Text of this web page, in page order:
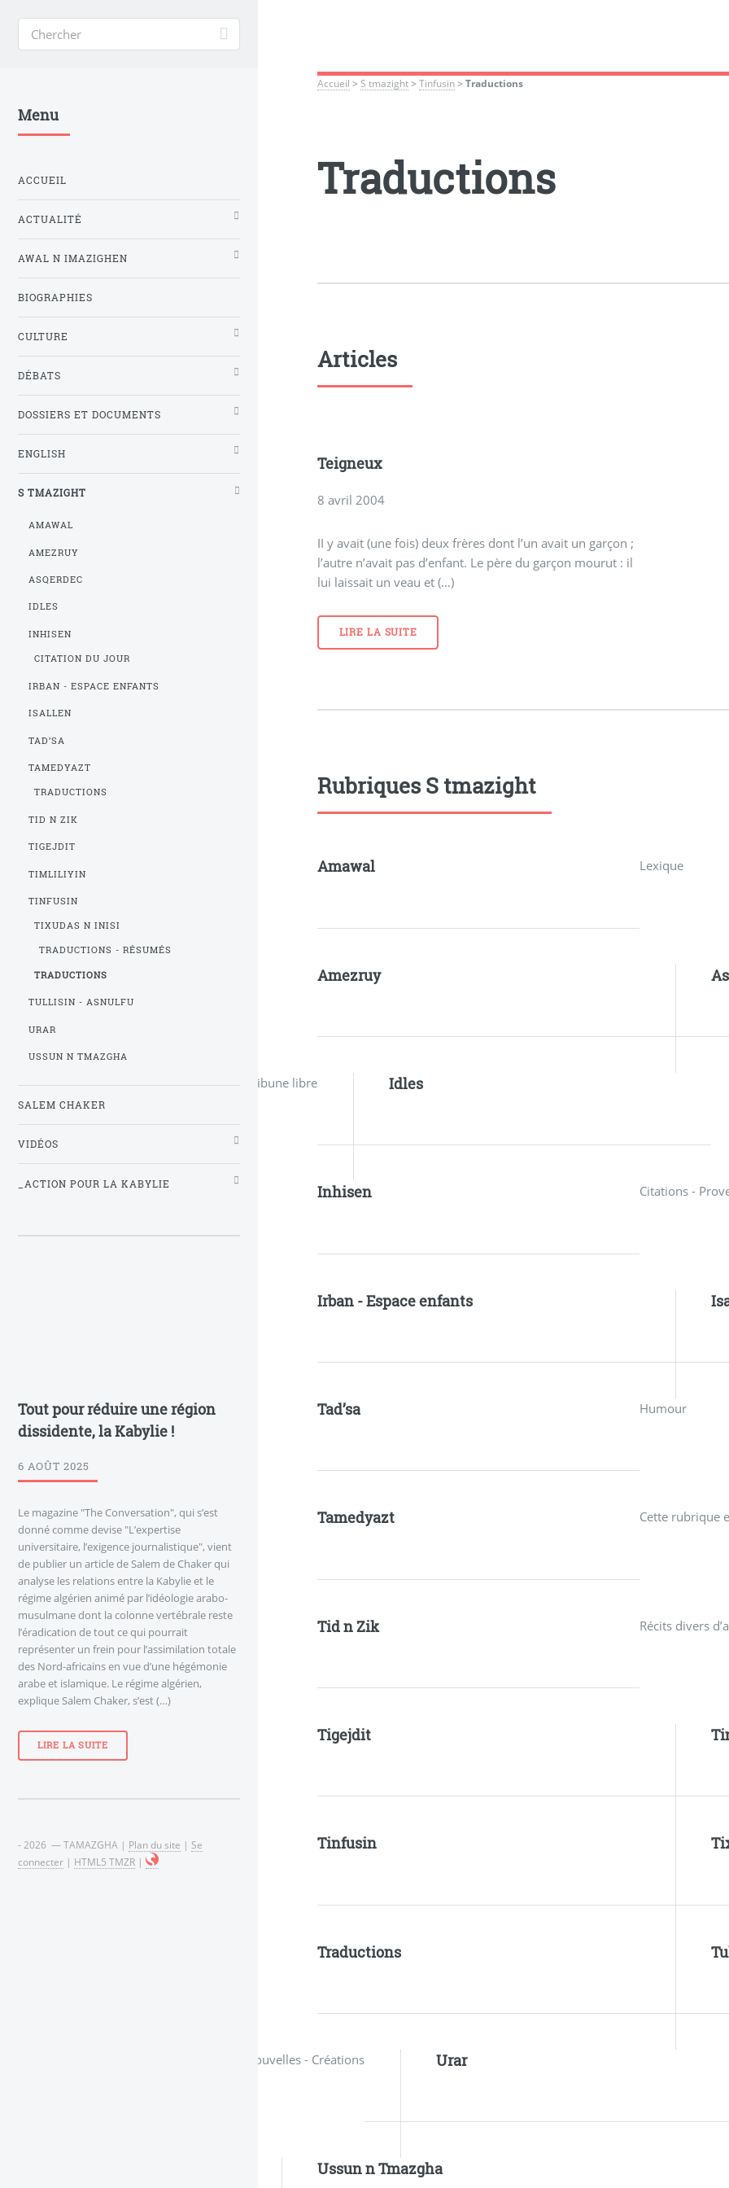
Accueil > S tmazight>Tinfusin>Traductions
Traductions
Articles
Teigneux
8 avril 2004
II y avait (une fois) deux frères dont l’un avait un garçon ;
l’autre n’avait pas d’enfant. Le père du garçon mourut : il
lui laissait un veau et (…)
LIRE LA SUITE
Rubriques S tmazight
Amawal Lexique
Amezruy
Tribune libre Idles
Inhisen Citations -
Irban - Espace enfants
Tad’sa Humour
Tamedyazt Cette rubrique
Tid n Zik Récits divers
Tigejdit
Tinfusin
Traductions
Nouvelles - Créations Urar
Ussun n Tmazgha
Menu
ACCUEIL
ACTUALITÉ
AWAL N IMAZIGHEN
BIOGRAPHIES
CULTURE
DÉBATS
DOSSIERS ET DOCUMENTS
ENGLISH
S TMAZIGHT
AMAWAL
AMEZRUY
ASQERDEC
IDLES
INHISEN
CITATION DU JOUR
IRBAN - ESPACE ENFANTS
ISALLEN
TAD’SA
TAMEDYAZT
TRADUCTIONS
TID N ZIK
TIGEJDIT
TIMLILIYIN
TINFUSIN
TIXUDAS N INISI
TRADUCTIONS - RÉSUMÉS
TRADUCTIONS
TULLISIN - ASNULFU
URAR
USSUN N TMAZGHA
SALEM CHAKER
VIDÉOS
_ACTION POUR LA KABYLIE
Tout pour réduire une région
dissidente, la Kabylie !
6 AOÛT 2025
Le magazine "The Conversation", qui s’est
donné comme devise "L’expertise
universitaire, l’exigence journalistique", vient
de publier un article de Salem de Chaker qui
analyse les relations entre la Kabylie et le
régime algérien animé par l’idéologie arabo-
musulmane dont la colonne vertébrale reste
l’éradication de tout ce qui pourrait
représenter un frein pour l’assimilation totale
des Nord-africains en vue d’une hégémonie
arabe et islamique. Le régime algérien,
explique Salem Chaker, s’est (…)
LIRE LA SUITE
- 2026 — TAMAZGHA | Plan du site | Se
connecter | HTML5 TMZR |